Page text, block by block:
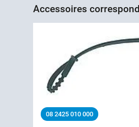
Accessoires
08 2425 010 000